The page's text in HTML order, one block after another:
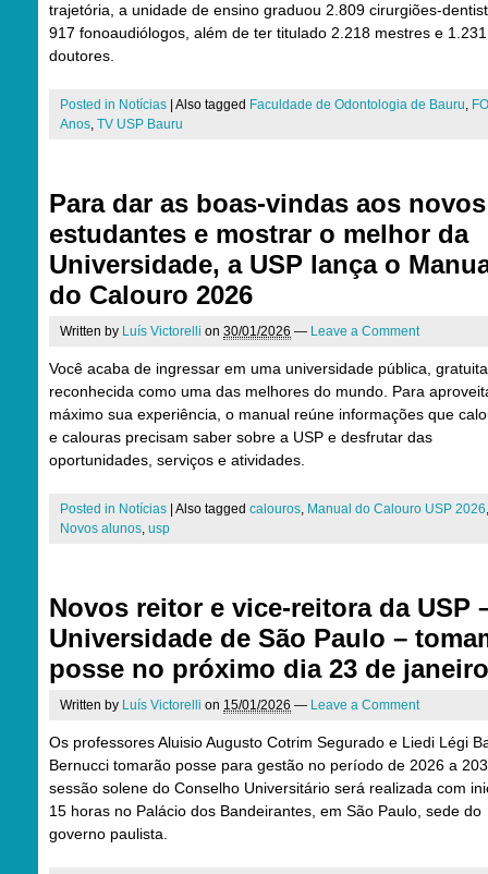
trajetória, a unidade de ensino graduou 2.809 cirurgiões-
917 fonoaudiólogos, além de ter titulado 2.218 mestres e 1.231
doutores.
Posted in Notícias Also tagged Faculdade de Odontologia de Bauru,
Anos, TV USP Bauru
Para dar as boas-vindas aos novos
estudantes e mostrar o melhor da
Universidade, a USP lança o
do Calouro 2026
Written by Luís Victorelli on 30/01/2026 — Leave a Comment
Você acaba de ingressar em uma universidade pública,
reconhecida como uma das melhores do mundo. Para
máximo sua experiência, o manual reúne informações que
e calouras precisam saber sobre a USP e desfrutar das
oportunidades, serviços e atividades.
Posted in Notícias Also tagged calouros, Manual do Calouro USP 2026,
Novos alunos, usp
Novos reitor e vice-reitora da USP
Universidade de São Paulo –
posse no próximo dia 23 de janeiro
Written by Luís Victorelli on 15/01/2026 — Leave a Comment
Os professores Aluisio Augusto Cotrim Segurado e Liedi Légi
Bernucci tomarão posse para gestão no período de 2026 a
sessão solene do Conselho Universitário será realizada com
15 horas no Palácio dos Bandeirantes, em São Paulo, sede do
governo paulista.